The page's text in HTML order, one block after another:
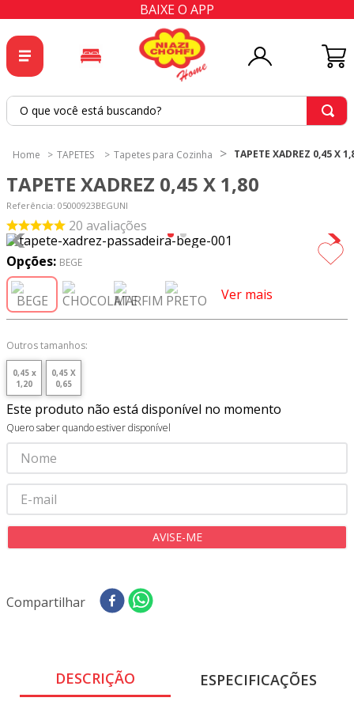
BAIXE O APP
O que você está buscando?
TAPETES Tapetes para Cozinha TAPETE XADREZ 0,45 X
TAPETE XADREZ 0,45 X 1,80
Referência: 05000923BEGUNI
20 avaliações
Opções: BEGE
Ver mais
Outros tamanhos:
0,45 x
1,20
0,45 X
0,65
Este produto não está disponível no momento
Quero saber quando estiver disponível
Compartilhar
DESCRIÇÃO ESPECIFICAÇÕES
2º
tapete
3º
cortina
4º
tecido percal
5º
tapetes
6º
tecido tricoline
8º
tricoline digital
9º
tecido oxford
10 º toalha mesa